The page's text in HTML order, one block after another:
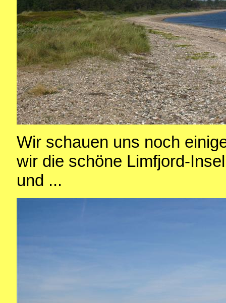
Wir schauen uns noch
wir die schöne Limfjord-
und ...